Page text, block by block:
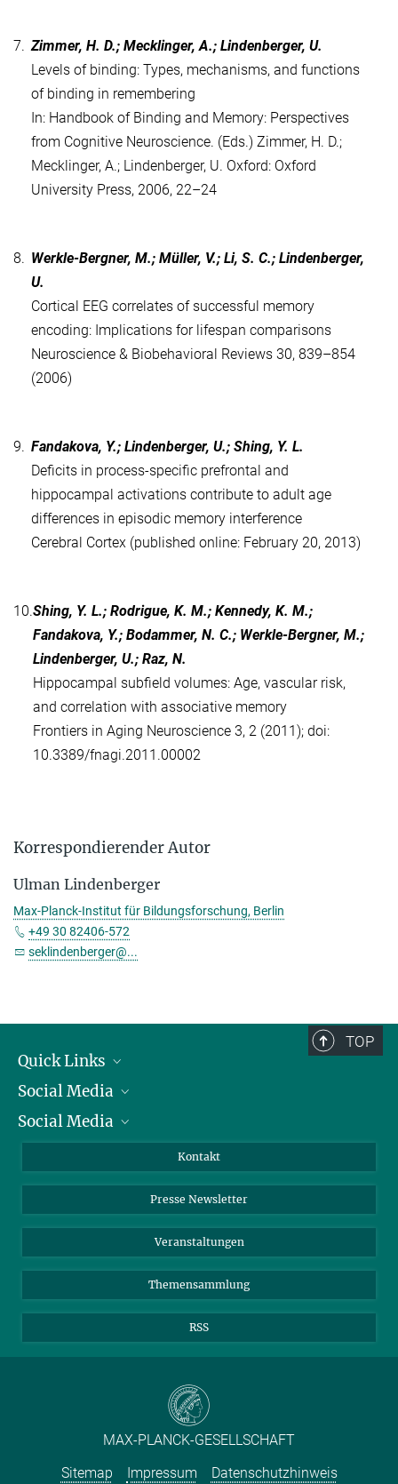
7. Zimmer, H. D.; Mecklinger, A.; Lindenberger, U.
Levels of binding: Types, mechanisms, and functions
of binding in remembering
In: Handbook of Binding and Memory: Perspectives
from Cognitive Neuroscience. (Eds.) Zimmer, H. D.;
Mecklinger, A.; Lindenberger, U. Oxford: Oxford
University Press, 2006, 22–24
8. Werkle-Bergner, M.; Müller, V.; Li, S. C.; Lindenberger,
U.
Cortical EEG correlates of successful memory
encoding: Implications for lifespan comparisons
Neuroscience & Biobehavioral Reviews 30, 839–854
(2006)
9. Fandakova, Y.; Lindenberger, U.; Shing, Y. L.
Deficits in process-specific prefrontal and
hippocampal activations contribute to adult age
differences in episodic memory interference
Cerebral Cortex (published online: February 20, 2013)
10.Shing, Y. L.; Rodrigue, K. M.; Kennedy, K. M.;
Fandakova, Y.; Bodammer, N. C.; Werkle-Bergner, M.;
Lindenberger, U.; Raz, N.
Hippocampal subfield volumes: Age, vascular risk,
and correlation with associative memory
Frontiers in Aging Neuroscience 3, 2 (2011); doi:
10.3389/fnagi.2011.00002
Korrespondierender Autor
Ulman Lindenberger
Max-Planck-Institut für Bildungsforschung, Berlin
+49 30 82406-572
seklindenberger@...
TOP
Quick Links
Präsident
Zahlen und Fakten
Meldestelle Fehlverhalten
Social Media
Bluesky
Social Media
YouTube
Kontakt
Presse Newsletter
Veranstaltungen
Themensammlung
RSS
MAX-PLANCK-GESELLSCHAFT
Sitemap
Impressum Datenschutzhinweis